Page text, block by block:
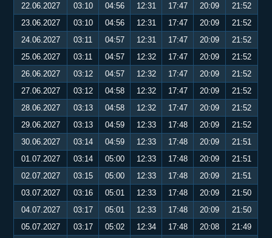
22.06.2027
03:10 04:56 12:31 17:47 20:09
21:52
23.06.2027
03:10 04:56 12:31 17:47 20:09
21:52
24.06.2027
03:11 04:57 12:31 17:47 20:09
21:52
25.06.2027
03:11 04:57 12:32 17:47 20:09
21:52
26.06.2027
03:12 04:57 12:32 17:47 20:09
21:52
27.06.2027
03:12 04:58 12:32 17:47 20:09
21:52
28.06.2027
03:13 04:58 12:32 17:47 20:09
21:52
29.06.2027
03:13 04:59 12:33 17:48 20:09
21:52
30.06.2027
03:14 04:59 12:33 17:48 20:09
21:51
01.07.2027
03:14 05:00 12:33 17:48 20:09
21:51
02.07.2027
03:15 05:00 12:33 17:48 20:09
21:51
03.07.2027
03:16 05:01 12:33 17:48 20:09
21:50
04.07.2027
03:17 05:01 12:33 17:48 20:09
21:50
05.07.2027
03:17 05:02 12:34 17:48 20:08
21:49